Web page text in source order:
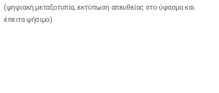
(ψηφιακή μεταξοτυπία, εκτύπωση απευθείας στο ύφασμα και
έπειτα ψήσιμο).